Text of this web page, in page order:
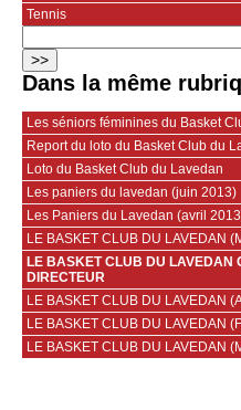
Tennis
Dans la même
Les séniors féminines du Basket
Report du loto du Basket Club du
Loto du Basket Club du Lavedan
Les paniers du lavedan (juin 2013)
Les Paniers du Lavedan (avril
LE BASKET CLUB DU LAVEDAN
LE BASKET CLUB DU LAVEDAN
DIRECTEUR
LE BASKET CLUB DU LAVEDAN
LE BASKET CLUB DU LAVEDAN
LE BASKET CLUB DU LAVEDAN